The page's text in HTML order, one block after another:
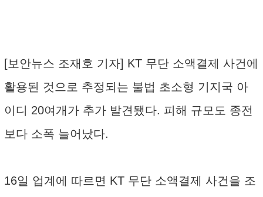
[보안뉴스 조재호 기자] KT 무단 소액결제 사건에
활용된 것으로 추정되는 불법 초소형 기지국 아
이디 20여개가 추가 발견됐다. 피해 규모도 종전
보다 소폭 늘어났다.
16일 업계에 따르면 KT 무단 소액결제 사건을 조